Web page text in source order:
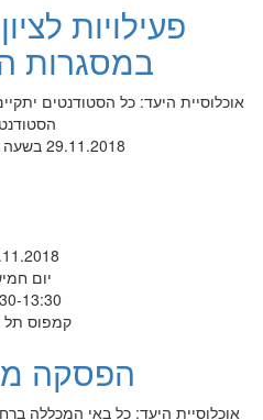
פעילויות
במסגרות
אוכלוסיית היעד: כל הסטודנטים
29.11.2018 בשעה 14:00-08:00
יום
13:30
קמפוס תל
הפסקה
אוכלוסיית היעד: כל באי המכללה